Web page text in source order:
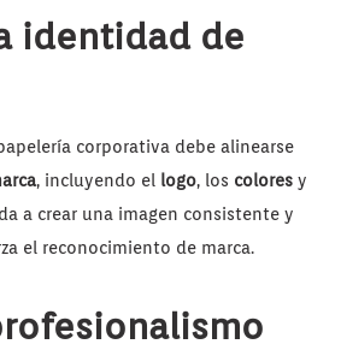
identidad de
corporativa debe alinearse
, incluyendo el logo, los colores y
a crear una imagen consistente y
el reconocimiento de marca.